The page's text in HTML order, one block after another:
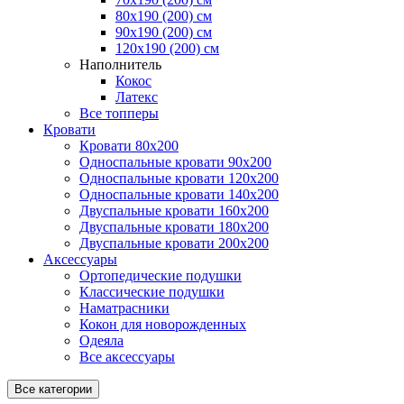
80х190 (200) см
90x190 (200) см
120x190 (200) см
Наполнитель
Кокос
Латекс
Все топперы
Кровати
Кровати 80x200
Односпальные кровати 90x200
Односпальные кровати 120x200
Односпальные кровати 140x200
Двуспальные кровати 160x200
Двуспальные кровати 180x200
Двуспальные кровати 200x200
Аксессуары
Ортопедические подушки
Классические подушки
Наматрасники
Кокон для новорожденных
Одеяла
Все аксессуары
Все категории